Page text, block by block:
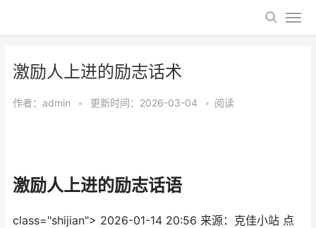
​激励人上进的励志话术
作者： admin • 更新时间：2026-03-04 • 阅读
​激励人上进的励志话语
class="shijian"> 2026-01-14 20:56 来源：克佳小站 点